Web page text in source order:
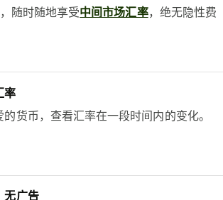
随时随地享受中间市场汇率，绝无隐性费
率
货币，查看汇率在一段时间内的变化。
无广告